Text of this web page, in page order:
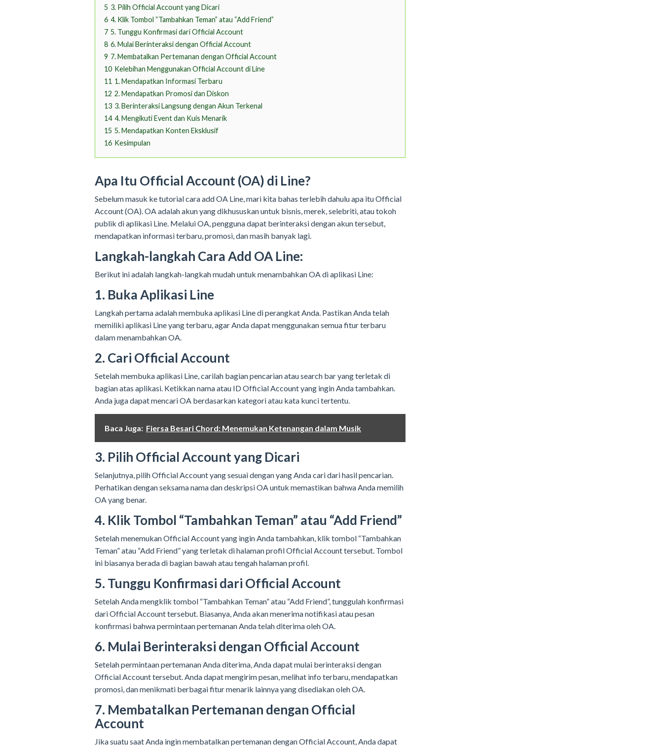
5 3. Pilih Official Account yang Dicari
6 4. Klik Tombol “Tambahkan Teman” atau “Add Friend”
7 5. Tunggu Konfirmasi dari Official Account
8 6. Mulai Berinteraksi dengan Official Account
9 7. Membatalkan Pertemanan dengan Official Account
10 Kelebihan Menggunakan Official Account di Line
11 1. Mendapatkan Informasi Terbaru
12 2. Mendapatkan Promosi dan Diskon
13 3. Berinteraksi Langsung dengan Akun Terkenal
14 4. Mengikuti Event dan Kuis Menarik
15 5. Mendapatkan Konten Eksklusif
16 Kesimpulan
Apa Itu Official Account (OA) di Line?
Sebelum masuk ke tutorial cara add OA Line, mari kita bahas terlebih dahulu apa itu Official
Account (OA). OA adalah akun yang dikhususkan untuk bisnis, merek, selebriti, atau tokoh
publik di aplikasi Line. Melalui OA, pengguna dapat berinteraksi dengan akun tersebut,
mendapatkan informasi terbaru, promosi, dan masih banyak lagi.
Langkah-langkah Cara Add OA Line:
Berikut ini adalah langkah-langkah mudah untuk menambahkan OA di aplikasi Line:
1. Buka Aplikasi Line
Langkah pertama adalah membuka aplikasi Line di perangkat Anda. Pastikan Anda telah
memiliki aplikasi Line yang terbaru, agar Anda dapat menggunakan semua fitur terbaru
dalam menambahkan OA.
2. Cari Official Account
Setelah membuka aplikasi Line, carilah bagian pencarian atau search bar yang terletak di
bagian atas aplikasi. Ketikkan nama atau ID Official Account yang ingin Anda tambahkan.
Anda juga dapat mencari OA berdasarkan kategori atau kata kunci tertentu.
Baca Juga: Fiersa Besari Chord: Menemukan Ketenangan dalam Musik
3. Pilih Official Account yang Dicari
Selanjutnya, pilih Official Account yang sesuai dengan yang Anda cari dari hasil pencarian.
Perhatikan dengan seksama nama dan deskripsi OA untuk memastikan bahwa Anda memilih
OA yang benar.
4. Klik Tombol “Tambahkan Teman” atau “Add Friend”
Setelah menemukan Official Account yang ingin Anda tambahkan, klik tombol “Tambahkan
Teman” atau “Add Friend” yang terletak di halaman profil Official Account tersebut. Tombol
ini biasanya berada di bagian bawah atau tengah halaman profil.
5. Tunggu Konfirmasi dari Official Account
Setelah Anda mengklik tombol “Tambahkan Teman” atau “Add Friend”, tunggulah konfirmasi
dari Official Account tersebut. Biasanya, Anda akan menerima notifikasi atau pesan
konfirmasi bahwa permintaan pertemanan Anda telah diterima oleh OA.
6. Mulai Berinteraksi dengan Official Account
Setelah permintaan pertemanan Anda diterima, Anda dapat mulai berinteraksi dengan
Official Account tersebut. Anda dapat mengirim pesan, melihat info terbaru, mendapatkan
promosi, dan menikmati berbagai fitur menarik lainnya yang disediakan oleh OA.
7. Membatalkan Pertemanan dengan Official
Account
Jika suatu saat Anda ingin membatalkan pertemanan dengan Official Account, Anda dapat